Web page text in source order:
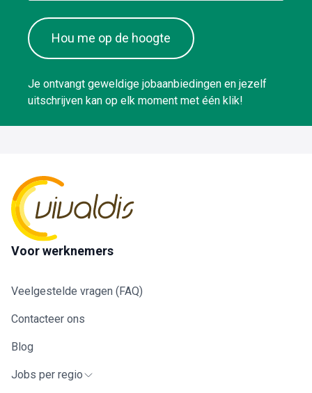
Hou me op de hoogte
Je ontvangt geweldige jobaanbiedingen en jezelf
uitschrijven kan op elk moment met één klik!
Voor werknemers
Veelgestelde vragen (FAQ)
Contacteer ons
Blog
Jobs per regio